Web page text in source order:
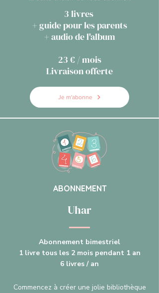
3 livres
+ guide pour les parents
+ audio de l'album
23 € / mois
Livraison offerte
Je m'abonne
ABONNEMENT
Uhar
Abonnement bimestriel
1 livre tous les 2 mois pendant 1 an
6 livres / an
Commencez à créer une jolie bibliothèque